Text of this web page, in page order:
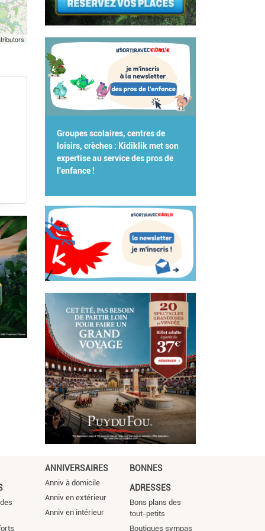
Groupes scolaires, centres de
loisirs, crèches : Kidiklik met son
expertise au service des pros de
l'enfance !
ANNIVERSAIRES
Anniv à domicile
Anniv en extérieur
Anniv en intérieur
BONNES
ADRESSES
Bons plans des
tout-petits
Boutiques sympas